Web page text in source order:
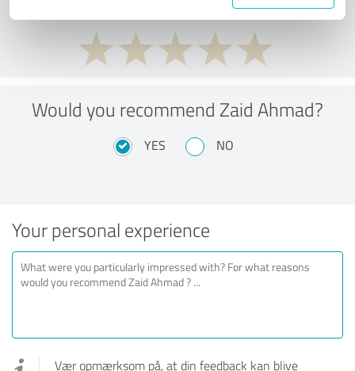
Would you recommend Zaid Ahmad?
YES NO
Your personal experience
Vær opmærksom på, at din feedback kan blive